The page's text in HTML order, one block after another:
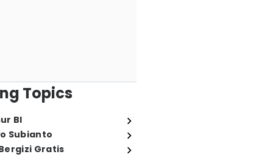
Topics
BI
Subianto
Gratis